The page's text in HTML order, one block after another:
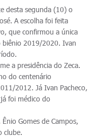
desta segunda (10) o
A escolha foi feita
que confirmou a única
biênio 2019/2020. Ivan
a presidência do Zeca.
do centenário
2012. Já Ivan Pacheco,
foi médico do
Gomes de Campos,
clube.